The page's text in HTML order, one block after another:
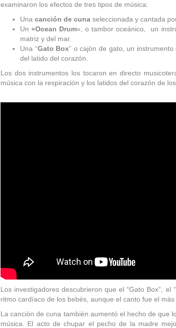
examinaron los efectos de tres tipos de música:
Una canción de cuna seleccionada y cantada
Un«Ocean Drum«, o tambor oceánico, un
matriz y del mar.
Una “Gato Box” o cajón de gato, un
del latido del corazón.
Los dos instrumentos los tocaron en directo
música con la respiración y los latidos del corazón de
Los investigadores descubrieron que el “Gato Box”, el
ritmo cardíaco de los bebés, aunque el canto fue el más
La canción de cuna también aumentó el hecho de que
música. El acto de chupar el pecho de la madre